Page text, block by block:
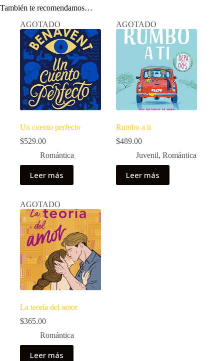
También te recomendamos…
AGOTADO
Un cuento perfecto
$529.00
Romántica
Leer más
AGOTADO
Rumbo a ti
$489.00
Juvenil,Romántica
Leer más
AGOTADO
La teoría del amor
$365.00
Romántica
Leer más